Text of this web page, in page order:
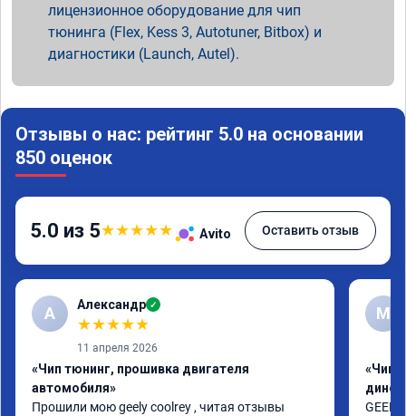
лицензионное оборудование для чип
тюнинга (Flex, Kess 3, Autotuner, Bitbox) и
диагностики (Launch, Autel).
Отзывы о нас: рейтинг 5.0 на основании
850 оценок
5.0 из 5★★★★★ Avito Оставить отзыв
А Александр ✓
★★★★★
11 апреля 2026
«Чип тюнинг, прошивка двигателя
автомобиля»
Прошили мою geely coolrey , читая отзывы
М
«Чип